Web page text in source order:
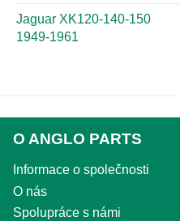
Jaguar XK120-140-150
1949-1961
O ANGLO PARTS
Informace o společnosti
O nás
Spolupráce s námi